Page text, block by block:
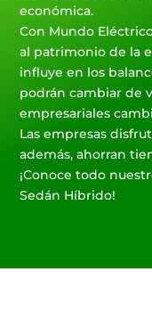
económica.
Con Mundo
al patrimonio de la
influye en los
podrán cambiar de
empresariales
Las empresas
además, ahorran
¡Conoce todo
Sedán Híbrido!